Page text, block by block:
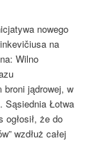
nowego
na
Wilno
broni jądrowej, w
Sąsiednia Łotwa
ogłosił, że do
wzdłuż całej